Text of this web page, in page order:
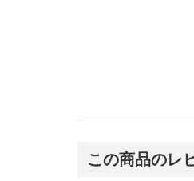
この商品のレ